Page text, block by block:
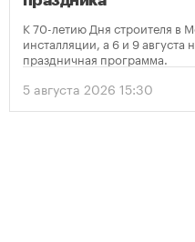
К 70-летию Дня строителя в
инсталляции, а 6 и 9
праздничная программа.
5 августа 2026 15:30